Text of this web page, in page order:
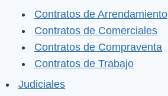
Contratos de Arrendamiento
Contratos de Comerciales
Contratos de Compraventa
Contratos de Trabajo
Judiciales